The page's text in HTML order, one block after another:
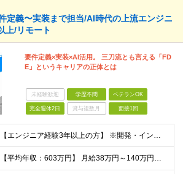
定義〜実装まで担当/AI時代の上流エンジニ
上/リモート
要件定義×実装×AI活用。 三刀流とも言える「FD
E」というキャリアの正体とは
未経験歓迎 学歴不問 ベテランOK
完全週休2日 賞与複数月 面接1回
【エンジニア経験3年以上の方】 ※開発・インフラ・工程・言語一切不問 ※文理・学歴不問 【歓迎条件】 ◆Python実務経験がある方 ◆LLM・生成AIを使った開発経験がある方 ◆要件定義・顧客折衝
【平均年収：603万円】 月給38万円～140万円＋諸手当（経験者） 【平均年収603万円】 ※案件の契約内容や昇給額などはすべて開示します。 ※経験や能力を考慮し決定します。 ※月給には固定残業